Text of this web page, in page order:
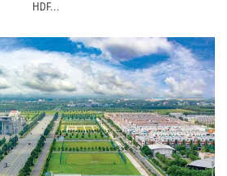
HDF...